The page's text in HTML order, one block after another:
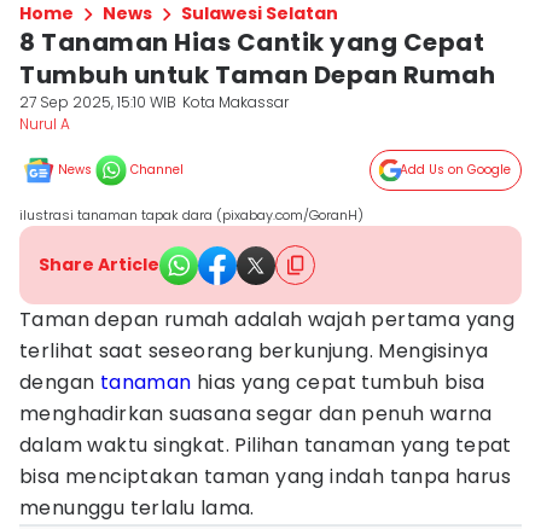
Home News Sulawesi Selatan
8 Tanaman Hias Cantik yang Cepat
Tumbuh untuk Taman Depan Rumah
27 Sep 2025, 15:10 WIB Kota Makassar
Nurul A
News Channel Add Us on Google
ilustrasi tanaman tapak dara (pixabay.com/GoranH)
Share Article
Taman depan rumah adalah wajah pertama yang
terlihat saat seseorang berkunjung. Mengisinya
dengan tanaman hias yang cepat tumbuh bisa
menghadirkan suasana segar dan penuh warna
dalam waktu singkat. Pilihan tanaman yang tepat
bisa menciptakan taman yang indah tanpa harus
menunggu terlalu lama.